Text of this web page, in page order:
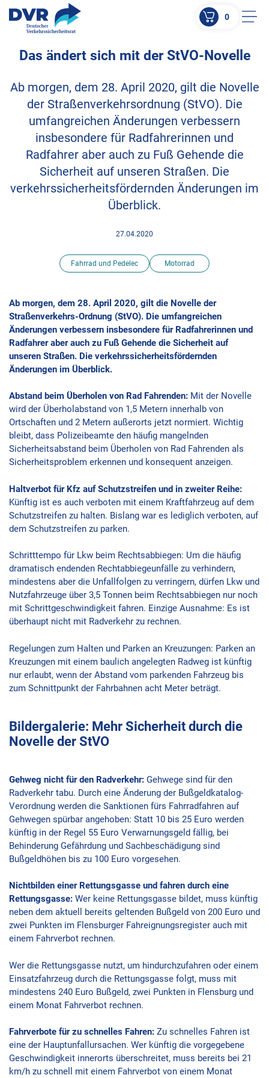
ZUM HAUPTINHALT SPRINGEN
0
Das ändert sich mit der StVO-Novelle
Ab morgen, dem 28. April 2020, gilt die Novelle
der Straßenverkehrsordnung (StVO). Die
umfangreichen Änderungen verbessern
insbesondere für Radfahrerinnen und
Radfahrer aber auch zu Fuß Gehende die
Sicherheit auf unseren Straßen. Die
verkehrssicherheitsfördernden Änderungen im
Überblick.
27.04.2020
Fahrrad und Pedelec Motorrad
Ab morgen, dem 28. April 2020, gilt die Novelle der
Straßenverkehrs-Ordnung (StVO). Die umfangreichen
Änderungen verbessern insbesondere für Radfahrerinnen und
Radfahrer aber auch zu Fuß Gehende die Sicherheit auf
unseren Straßen. Die verkehrssicherheitsfördernden
Änderungen im Überblick.
Abstand beim Überholen von Rad Fahrenden: Mit der Novelle
wird der Überholabstand von 1,5 Metern innerhalb von
Ortschaften und 2 Metern außerorts jetzt normiert. Wichtig
bleibt, dass Polizeibeamte den häufig mangelnden
Sicherheitsabstand beim Überholen von Rad Fahrenden als
Sicherheitsproblem erkennen und konsequent anzeigen.
Haltverbot für Kfz auf Schutzstreifen und in zweiter Reihe:
Künftig ist es auch verboten mit einem Kraftfahrzeug auf dem
Schutzstreifen zu halten. Bislang war es lediglich verboten, auf
dem Schutzstreifen zu parken.
Schritttempo für Lkw beim Rechtsabbiegen: Um die häufig
dramatisch endenden Rechtabbiegeunfälle zu verhindern,
mindestens aber die Unfallfolgen zu verringern, dürfen Lkw und
Nutzfahrzeuge über 3,5 Tonnen beim Rechtsabbiegen nur noch
mit Schrittgeschwindigkeit fahren. Einzige Ausnahme: Es ist
überhaupt nicht mit Radverkehr zu rechnen.
Regelungen zum Halten und Parken an Kreuzungen: Parken an
Kreuzungen mit einem baulich angelegten Radweg ist künftig
nur erlaubt, wenn der Abstand vom parkenden Fahrzeug bis
zum Schnittpunkt der Fahrbahnen acht Meter beträgt.
Bildergalerie: Mehr Sicherheit durch die
Novelle der StVO
Gehweg nicht für den Radverkehr: Gehwege sind für den
Radverkehr tabu. Durch eine Änderung der Bußgeldkatalog-
Verordnung werden die Sanktionen fürs Fahrradfahren auf
Gehwegen spürbar angehoben: Statt 10 bis 25 Euro werden
künftig in der Regel 55 Euro Verwarnungsgeld fällig, bei
Behinderung Gefährdung und Sachbeschädigung sind
Bußgeldhöhen bis zu 100 Euro vorgesehen.
Nichtbilden einer Rettungsgasse und fahren durch eine
Rettungsgasse: Wer keine Rettungsgasse bildet, muss künftig
neben dem aktuell bereits geltenden Bußgeld von 200 Euro und
zwei Punkten im Flensburger Fahreignungsregister auch mit
einem Fahrverbot rechnen.
Wer die Rettungsgasse nutzt, um hindurchzufahren oder einem
Einsatzfahrzeug durch die Rettungsgasse folgt, muss mit
mindestens 240 Euro Bußgeld, zwei Punkten in Flensburg und
einem Monat Fahrverbot rechnen.
Fahrverbote für zu schnelles Fahren: Zu schnelles Fahren ist
eine der Hauptunfallursachen. Wer künftig die vorgegebene
Geschwindigkeit innerorts überschreitet, muss bereits bei 21
km/h zu schnell mit einem Fahrverbot von einem Monat